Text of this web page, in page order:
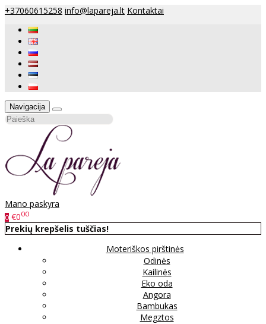
+37060615258 info@lapareja.lt Kontaktai
Navigacija
Mano paskyra
0 €000
Prekių krepšelis tuščias!
Moteriškos pirštinės
Odinės
Kailinės
Eko oda
Angora
Bambukas
Megztos